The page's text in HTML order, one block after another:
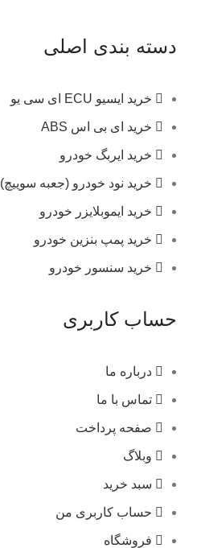
دسته بندی اصلی
خرید ایسیو ECU ای سی یو
خرید ای بی اس ABS
خرید ایربگ خودرو
خرید نود خودرو (جعبه سوییچ)
خرید ایموبلایزر خودرو
خرید پمپ بنزین خودرو
خرید سنسور خودرو
حساب کاربری
درباره ما
تماس با ما
صفحه پرداخت
وبلاگ
سبد خرید
حساب کاربری من
فروشگاه